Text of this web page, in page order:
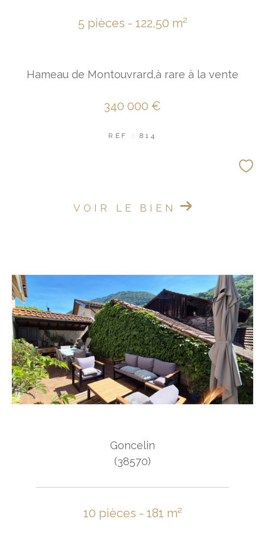
5 pièces - 122,50 m²
Hameau de Montouvrard,à rare à la vente
340 000 €
REF : 814
VOIR LE BIEN
Goncelin
(38570)
10 pièces - 181 m²